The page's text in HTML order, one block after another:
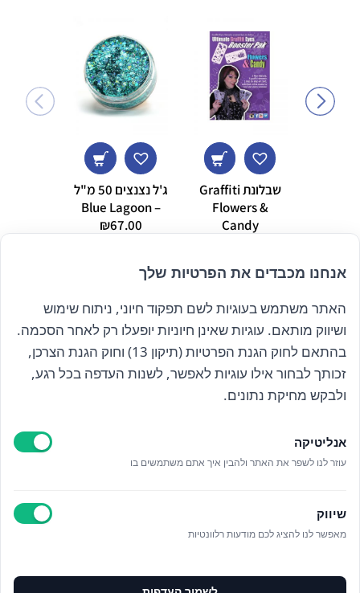
שבלונת Graffiti
Flowers &
Candy
היה:
הוא:
ג'ל נצנצים 50 מ"ל
– Blue Lagoon
₪67.00
הרשם לניוזלטר שלנו
קראתי ואני מאשר/ת את
כל הזכויות שמורות אנה ויסטריך
ניהול מידע אישי
אנחנו מכבדים את הפרטיות שלך
האתר משתמש בעוגיות לשם תפקוד חיוני, ניתוח שימוש
ושיווק מותאם. עוגיות שאינן חיוניות יופעלו רק לאחר הסכמה.
בהתאם לחוק הגנת הפרטיות (תיקון 13) וחוק הגנת הצרכן,
זכותך לבחור אילו עוגיות לאפשר, לשנות העדפה בכל רגע,
ולבקש מחיקת נתונים.
אנליטיקה
עוזר לנו לשפר את האתר ולהבין איך אתם משתמשים בו
שיווק
מאפשר לנו להציג לכם מודעות רלוונטיות